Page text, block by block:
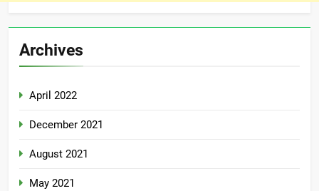
Archives
April 2022
December 2021
August 2021
May 2021